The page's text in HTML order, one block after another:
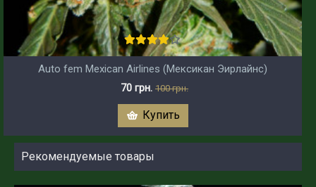
Auto fem Mexican Airlines (Мексикан Эирлайнс)
70 грн. 100 грн.
Купить
Рекомендуемые товары